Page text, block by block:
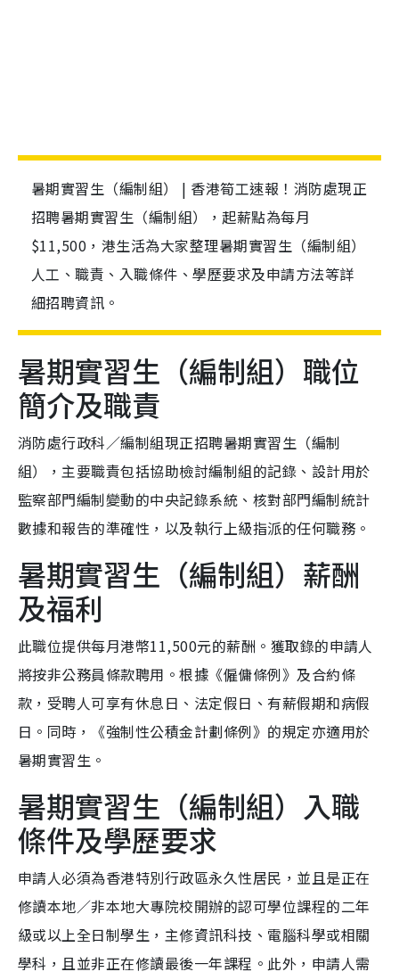
暑期實習生（編制組） | 香港筍工速報！消防處現正
招聘暑期實習生（編制組），起薪點為每月
$11,500，港生活為大家整理暑期實習生（編制組）
人工、職責、入職條件、學歷要求及申請方法等詳
細招聘資訊。
暑期實習生（編制組）職位
簡介及職責
消防處行政科／編制組現正招聘暑期實習生（編制
組），主要職責包括協助檢討編制組的記錄、設計用於
監察部門編制變動的中央記錄系統、核對部門編制統計
數據和報告的準確性，以及執行上級指派的任何職務。
暑期實習生（編制組）薪酬
及福利
此職位提供每月港幣11,500元的薪酬。獲取錄的申請人
將按非公務員條款聘用。根據《僱傭條例》及合約條
款，受聘人可享有休息日、法定假日、有薪假期和病假
日。同時，《強制性公積金計劃條例》的規定亦適用於
暑期實習生。
暑期實習生（編制組）入職
條件及學歷要求
申請人必須為香港特別行政區永久性居民，並且是正在
修讀本地／非本地大專院校開辦的認可學位課程的二年
級或以上全日制學生，主修資訊科技、電腦科學或相關
學科，且並非正在修讀最後一年課程。此外，申請人需